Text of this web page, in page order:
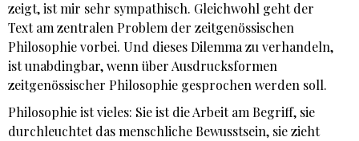
zeigt, ist mir sehr sympathisch. Gleichwohl geht der
Text am zentralen Problem der zeitgenössischen
Philosophie vorbei. Und dieses Dilemma zu verhandeln,
ist unabdingbar, wenn über Ausdrucksformen
zeitgenössischer Philosophie gesprochen werden soll.
Philosophie ist vieles: Sie ist die Arbeit am Begriff, sie
durchleuchtet das menschliche Bewusstsein, sie zieht